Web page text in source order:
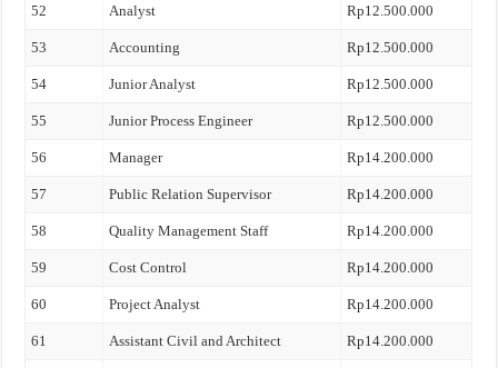
52 Analyst Rp12.500.000
53 Accounting Rp12.500.000
54 Junior Analyst Rp12.500.000
55 Junior Process Engineer Rp12.500.000
56 Manager Rp14.200.000
57 Public Relation Supervisor Rp14.200.000
58 Quality Management Staff Rp14.200.000
59 Cost Control Rp14.200.000
60 Project Analyst Rp14.200.000
61 Assistant Civil and Architect Rp14.200.000